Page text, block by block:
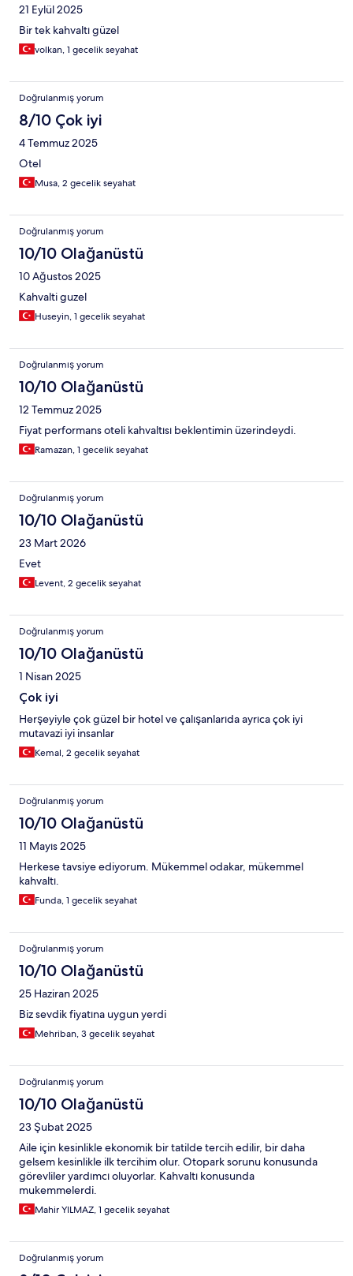
21 Eylül 2025
Bir tek kahvaltı güzel
volkan, 1 gecelik seyahat
Doğrulanmış yorum
8/10 Çok iyi
4 Temmuz 2025
Otel
Musa, 2 gecelik seyahat
Doğrulanmış yorum
10/10 Olağanüstü
10 Ağustos 2025
Kahvalti guzel
Huseyin, 1 gecelik seyahat
Doğrulanmış yorum
10/10 Olağanüstü
12 Temmuz 2025
Fiyat performans oteli kahvaltısı beklentimin üzerindeydi.
Ramazan, 1 gecelik seyahat
Doğrulanmış yorum
10/10 Olağanüstü
23 Mart 2026
Evet
Levent, 2 gecelik seyahat
Doğrulanmış yorum
10/10 Olağanüstü
1 Nisan 2025
Çok iyi
Herşeyiyle çok güzel bir hotel ve çalışanlarıda ayrıca çok iyi
mutavazi iyi insanlar
Kemal, 2 gecelik seyahat
Doğrulanmış yorum
10/10 Olağanüstü
11 Mayıs 2025
Herkese tavsiye ediyorum. Mükemmel odakar, mükemmel
kahvaltı.
Funda, 1 gecelik seyahat
Doğrulanmış yorum
10/10 Olağanüstü
25 Haziran 2025
Biz sevdik fiyatına uygun yerdi
Mehriban, 3 gecelik seyahat
Doğrulanmış yorum
10/10 Olağanüstü
23 Şubat 2025
Aile için kesinlikle ekonomik bir tatilde tercih edilir, bir daha
gelsem kesinlikle ilk tercihim olur. Otopark sorunu konusunda
görevliler yardımcı oluyorlar. Kahvaltı konusunda
mukemmelerdi.
Mahir YILMAZ, 1 gecelik seyahat
Doğrulanmış yorum